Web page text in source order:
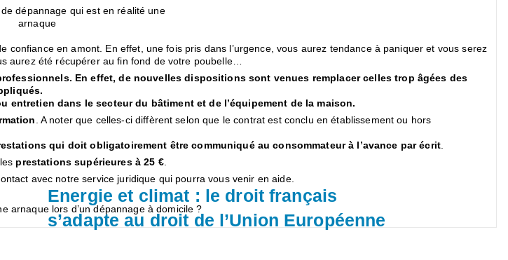
dépannage qui est en réalité une
arnaque
en amont. En effet, une fois pris dans l’urgence, vous aurez tendance à paniquer et vous serez
aurez été récupérer au fin fond de votre poubelle…
En effet, de nouvelles dispositions sont venues remplacer celles trop âgées des
entretien dans le secteur du bâtiment et de l’équipement de la maison.
. A noter que celles-ci diffèrent selon que le contrat est conclu en établissement ou hors
qui doit obligatoirement être communiqué au consommateur à l’avance par écrit.
prestations supérieures à 25 €.
avec notre service juridique qui pourra vous venir en aide.
arnaque lors d’un dépannage à domicile ?
Energie et climat : le droit français
s’adapte au droit de l’Union Européenne